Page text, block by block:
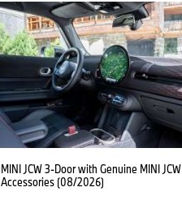
MINI JCW 3-Door with Genuine MINI JCW
Accessories (08/2026)